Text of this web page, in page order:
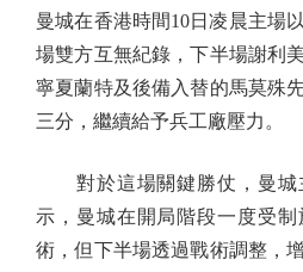
曼城在香港時間10日凌晨主場
場雙方互無紀錄，下半場謝利
寧夏蘭特及後備入替的馬莫殊
三分，繼續給予兵工廠壓力。
對於這場關鍵勝仗，曼城
示，曼城在開局階段一度受
術，但下半場透過戰術調整，